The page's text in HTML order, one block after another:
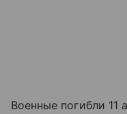
Военные погибли 11